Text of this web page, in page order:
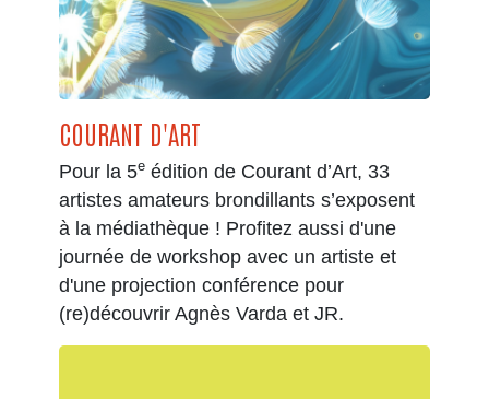
COURANT D'ART
Pour la 5e édition de Courant d’Art, 33
artistes amateurs brondillants s’exposent
à la médiathèque ! Profitez aussi d'une
journée de workshop avec un artiste et
d'une projection conférence pour
(re)découvrir Agnès Varda et JR.